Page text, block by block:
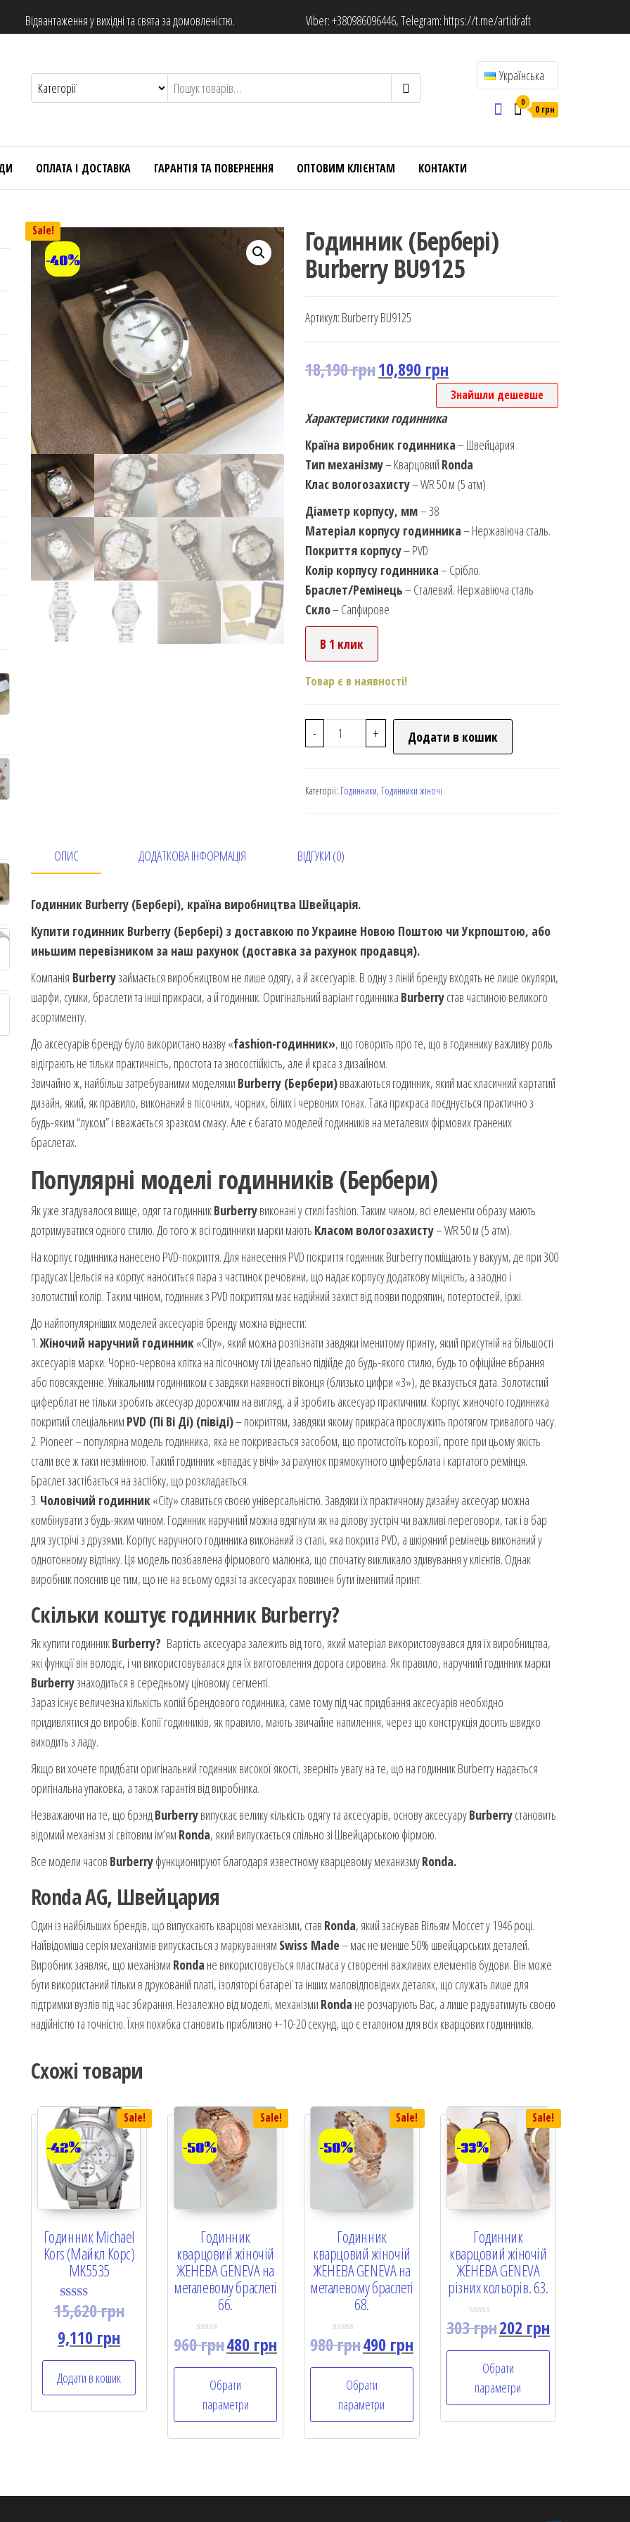
Відвантаження у вихідні та свята за домовленістю. Viber:+380986096446, Telegram: https://t.me/artidraft
Українська
0
0 грн
ОПЛАТА І ДОСТАВКА ГАРАНТІЯ ТА ПОВЕРНЕННЯ ОПТОВИМ КЛІЄНТАМ КОНТАКТИ
Sale!
-40%
Годинник (Бербері)
Burberry BU9125
Артикул: Burberry BU9125
18,190грн10,890 грн
Знайшли дешевше
Характеристики годинника
Країна виробник годинника– Швейцария
Тип механізму– Кварцовий Ronda
Клас вологозахисту– WR 50 м (5 атм)
Діаметр корпусу, мм– 38
Матеріал корпусу годинника– Нержавіюча сталь.
Покриття корпусу– PVD
Колір корпусу годинника– Срібло.
Браслет/Ремінець– Сталевий. Нержавіюча сталь
Скло– Сапфирове
В 1 клик
Товар є в наявності!
- + Додати в кошик
Категорії: Годинники, Годинники жіночі
ОПИС ДОДАТКОВА ІНФОРМАЦІЯ ВІДГУКИ (0)
Годинник Burberry (Бербері), країна виробництва Швейцарія.
Купити годинник Burberry (Бербері) з доставкою по Украине Новою Поштою чи Укрпоштою, або
иньшим перевізником за наш рахунок (доставка за рахунок продавця).
Компанія Burberryзаймається виробництвом не лише одягу, а й аксесуарів. В одну з ліній бренду входять не лише окуляри,
шарфи, сумки, браслети та інші прикраси, а й годинник. Оригінальний варіант годинника Burberryстав частиною великого
асортименту.
До аксесуарів бренду було використано назву «fashion-годинник», що говорить про те, що в годиннику важливу роль
відіграють не тільки практичність, простота та зносостійкість, але й краса з дизайном.
Звичайно ж, найбільш затребуваними моделями Burberry (Бербери)вважаються годинник, який має класичний картатий
дизайн, який, як правило, виконаний в пісочних, чорних, білих і червоних тонах. Така прикраса поєднується практично з
будь-яким “луком” і вважається зразком смаку. Але є багато моделей годинників на металевих фірмових гранених
браслетах.
Популярні моделі годинників (Бербери)
Як уже згадувалося вище, одяг та годинникBurberryвиконані у стилі fashion. Таким чином, всі елементи образу мають
дотримуватися одного стилю. До того ж всі годинники марки мають Класом вологозахисту– WR 50 м (5 атм).
На корпус годинника нанесено PVD-покриття. Для нанесення PVD покриття годинник Burberry поміщають у вакуум, де при 300
градусах Цельсія на корпус наноситься пара з частинок речовини, що надає корпусу додаткову міцність, а заодно і
золотистий колір. Таким чином, годинник з PVD покриттям має надійний захист від появи подряпин, потертостей, іржі.
До найпопулярніших моделей аксесуарів бренду можна віднести:
1.Жіночий наручний годинник«City», який можна розпізнати завдяки іменитому принту, який присутній на більшості
аксесуарів марки. Чорно-червона клітка на пісочному тлі ідеально підійде до будь-якого стилю, будь то офіційне вбрання
або повсякденне. Унікальним годинником є завдяки наявності віконця (близько цифри «3»), де вказується дата. Золотистий
циферблат не тільки зробить аксесуар дорожчим на вигляд, а й зробить аксесуар практичним. Корпус жиночого годинника
покритий спеціальним PVD (Пі Ві Ді) (півіді)– покриттям, завдяки якому прикраса прослужить протягом тривалого часу.
2. Pioneer – популярна модель годинника, яка не покривається засобом, що протистоїть корозії, проте при цьому якість
стали все ж таки незмінною. Такий годинник «впадає у вічі» за рахунок прямокутного циферблата і картатого ремінця.
Браслет застібається на застібку, що розкладається.
3. Чоловічий годинник«City» славиться своєю універсальністю. Завдяки їх практичному дизайну аксесуар можна
комбінувати з будь-яким чином. Годинник наручний можна вдягнути як на ділову зустріч чи важливі переговори, так і в бар
для зустрічі з друзями. Корпус наручного годинника виконаний із сталі, яка покрита PVD, а шкіряний ремінець виконаний у
однотонному відтінку. Ця модель позбавлена фірмового малюнка, що спочатку викликало здивування у клієнтів. Однак
виробник пояснив це тим, що не на всьому одязі та аксесуарах повинен бути іменитий принт.
Скільки коштує годинникBurberry?
Як купити годинникBurberry? Вартість аксесуара залежить від того, який матеріал використовувався для їх виробництва,
які функції він володіє, і чи використовувалася для їх виготовлення дорога сировина. Як правило, наручний годинник марки
Burberryзнаходиться в середньому ціновому сегменті.
Зараз існує величезна кількість копій брендового годинника, саме тому під час придбання аксесуарів необхідно
придивлятися до виробів. Копії годинників, як правило, мають звичайне напилення, через що конструкція досить швидко
виходить з ладу.
Якщо ви хочете придбати оригінальний годинник високої якості, зверніть увагу на те, що на годинник Burberry надається
оригінальна упаковка, а також гарантія від виробника.
Незважаючи на те, що брэндBurberryвипускає велику кількість одягу та аксесуарів, основу аксесуаруBurberryстановить
відомий механізм зі світовим ім’ям Ronda, який випускається спільно зі Швейцарською фірмою.
Все модели часов Burberryфункционируют благодаря известному кварцевому механизмуRonda.
Ronda AG, Швейцария
Один із найбільших брендів, що випускають кварцові механізми, став Ronda, який заснував Вільям Моссет у 1946 році.
Найвідоміша серія механізмів випускається з маркуванням Swiss Made– має не менше 50% швейцарських деталей.
Виробник заявляє, що механізми Ronda не використовується пластмаса у створенні важливих елементів будови. Він може
бути використаний тільки в друкованій платі, ізоляторі батареї та інших маловідповідних деталях, що служать лише для
підтримки вузлів під час збирання. Незалежно від моделі, механізми Ronda не розчарують Вас, а лише радуватимуть своєю
надійністю та точністю. Їхня похибка становить приблизно +-10-20 секунд, що є еталоном для всіх кварцових годинників.
Схожі товари
Sale!
-42%
Годинник Michael
Kors (Майкл Корс)
MK5535
Rated
5.00
out of 5
15,620грн
9,110 грн
Додати в кошик
Sale!
-50%
Годинник
кварцовий жіночій
ЖЕНЕВА GENEVA на
металевому браслеті
66.
R
a
o
960грн480 грн
Обрати
параметри
Sale!
-50%
Годинник
кварцовий жіночій
ЖЕНЕВА GENEVA на
металевому браслеті
68.
R
a
o
980грн490грн
Обрати
параметри
Sale!
-33%
Годинник
кварцовий жіночій
ЖЕНЕВА GENEVA
різних кольорів. 63.
R
a
o
303грн202 грн
Обрати
параметри